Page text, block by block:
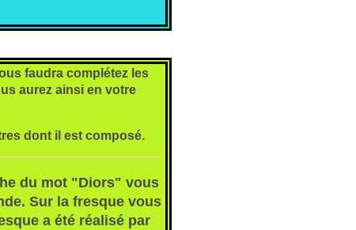
faudra complétez les
aurez ainsi en votre
dont il est composé.
du mot "Diors" vous
Sur la fresque vous
a été réalisé par